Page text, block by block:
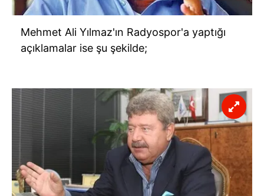
Mehmet Ali Yılmaz'ın Radyospor'a yaptığı
açıklamalar ise şu şekilde;